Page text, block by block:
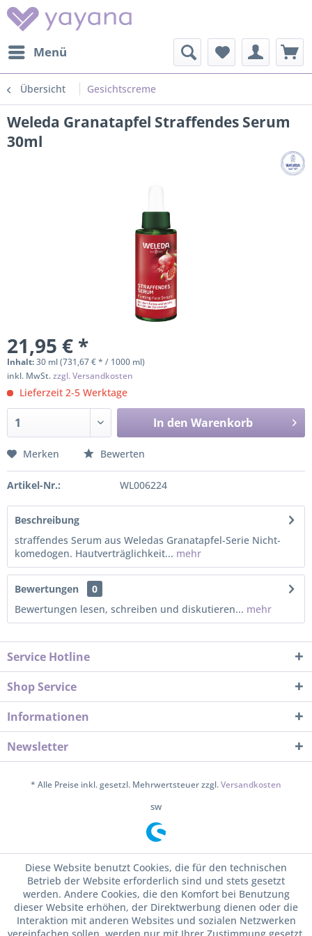
Menü
Übersicht Gesichtscreme
Weleda Granatapfel Straffendes Serum
30ml
21,95 € *
Inhalt:30 ml (731,67 € * / 1000 ml)
inkl. MwSt.zzgl. Versandkosten
Lieferzeit 2-5 Werktage
In den Warenkorb
Merken Bewerten
Artikel-Nr.: WL006224
Beschreibung
straffendes Serum aus Weledas Granatapfel-Serie Nicht-
komedogen. Hautverträglichkeit... mehr
Bewertungen
0
Bewertungen lesen, schreiben und diskutieren... mehr
Service Hotline
Shop Service
Informationen
Newsletter
* Alle Preise inkl. gesetzl. Mehrwertsteuer zzgl.Versandkosten
sw
Diese Website benutzt Cookies, die für den technischen
Betrieb der Website erforderlich sind und stets gesetzt
werden. Andere Cookies, die den Komfort bei Benutzung
dieser Website erhöhen, der Direktwerbung dienen oder die
Interaktion mit anderen Websites und sozialen Netzwerken